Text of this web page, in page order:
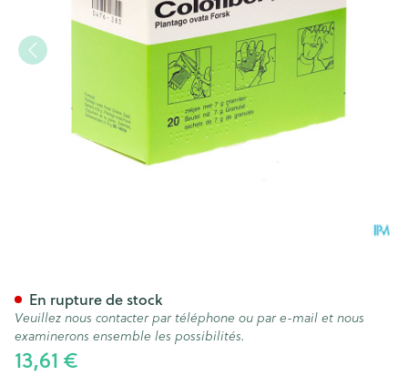
13,61 €
En rupture de stock
Veuillez nous contacter par téléphone ou par e-mail et nous
examinerons ensemble les possibilités.